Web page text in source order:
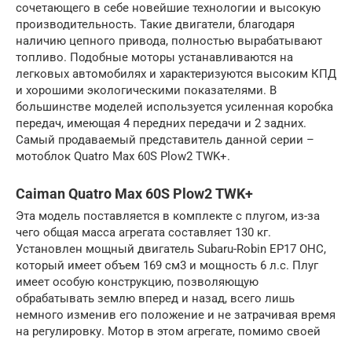
сочетающего в себе новейшие технологии и высокую
производительность. Такие двигатели, благодаря
наличию цепного привода, полностью вырабатывают
топливо. Подобные моторы устанавливаются на
легковых автомобилях и характеризуются высоким КПД
и хорошими экологическими показателями. В
большинстве моделей используется усиленная коробка
передач, имеющая 4 передних передачи и 2 задних.
Самый продаваемый представитель данной серии –
мотоблок Quatro Max 60S Plow2 TWK+.
Caiman Quatro Max 60S Plow2 TWK+
Эта модель поставляется в комплекте с плугом, из-за
чего общая масса агрегата составляет 130 кг.
Установлен мощный двигатель Subaru-Robin EP17 OHC,
который имеет объем 169 см3 и мощность 6 л.с. Плуг
имеет особую конструкцию, позволяющую
обрабатывать землю вперед и назад, всего лишь
немного изменив его положение и не затрачивая время
на регулировку. Мотор в этом агрегате, помимо своей